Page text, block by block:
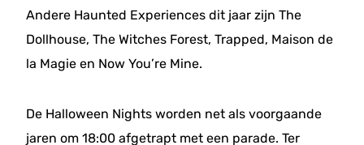
Andere Haunted Experiences dit jaar zijn The
Dollhouse, The Witches Forest, Trapped, Maison de
la Magie en Now You’re Mine.
De Halloween Nights worden net als voorgaande
jaren om 18:00 afgetrapt met een parade. Ter